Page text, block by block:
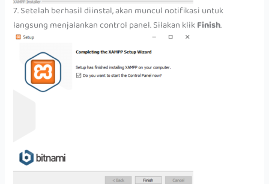
7. Setelah berhasil diinstal, akan muncul notifikasi untuk
langsung menjalankan control panel. Silakan klikFinish.